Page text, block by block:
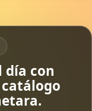
día con